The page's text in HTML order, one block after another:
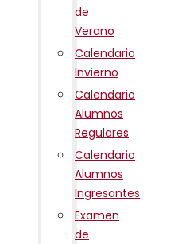
de
Verano
Calendario
Invierno
Calendario
Alumnos
Regulares
Calendario
Alumnos
Ingresantes
Examen
de